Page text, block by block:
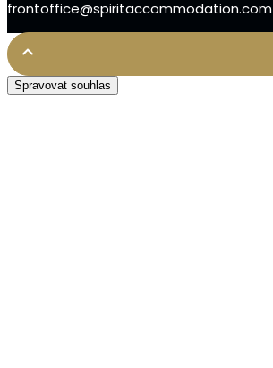
frontoffice@spiritaccommodation.com
Spravovat souhlas